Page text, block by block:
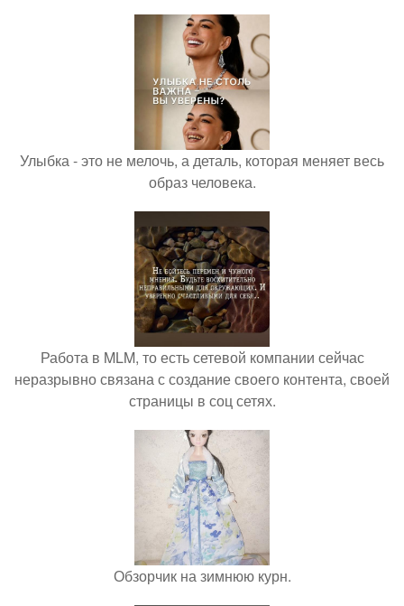
Улыбка - это не мелочь, а деталь, которая меняет весь
образ человека.
Работа в MLM, то есть сетевой компании сейчас
неразрывно связана с создание своего контента, своей
страницы в соц сетях.
Обзорчик на зимнюю курн.